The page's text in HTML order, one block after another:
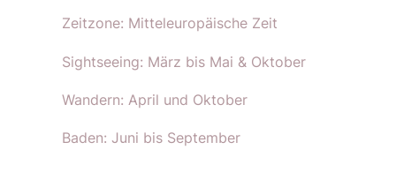
Zeitzone: Mitteleuropäische Zeit
Sightseeing: März bis Mai & Oktober
Wandern: April und Oktober
Baden: Juni bis September